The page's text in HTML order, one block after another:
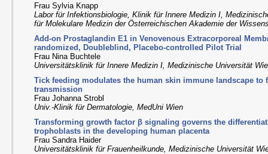
Frau Sylvia Knapp
Labor für Infektionsbiologie, Klinik für Innere Medizin I,
für Molekulare Medizin der Österreichischen Akademie der
Add-on Prostaglandin E1 in Venovenous Extracorporeal
randomized, Doubleblind, Placebo-controlled Pilot Trial
Frau Nina Buchtele
Universitätsklinik für Innere Medizin I, Medizinische Universität
Tick feeding modulates the human skin immune landscape to
transmission
Frau Johanna Strobl
Univ.-Klinik für Dermatologie, MedUni Wien
Transforming growth factor β signaling governs the
trophoblasts in the developing human placenta
Frau Sandra Haider
Universitätsklinik für Frauenheilkunde, Medizinische Universität